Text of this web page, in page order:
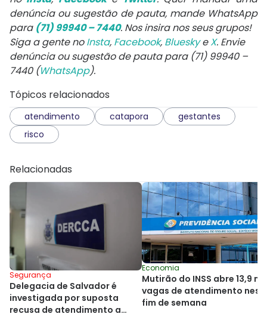
denúncia ou sugestão de pauta, mande WhatsApp
para (71) 99940 – 7440. Nos insira nos seus grupos!
Siga a gente noInsta, Facebook, BlueskyeX. Envie
denúncia ou sugestão de pauta para (71) 99940 –
7440 (WhatsApp).
Tópicos relacionados
atendimento catapora
gestantes
risco
Relacionadas
Segurança
Delegacia de Salvador é
investigada por suposta
recusa de atendimento a
Economia
Mutirão do INSS abre 13,9 mil
vagas de atendimento
fim de semana